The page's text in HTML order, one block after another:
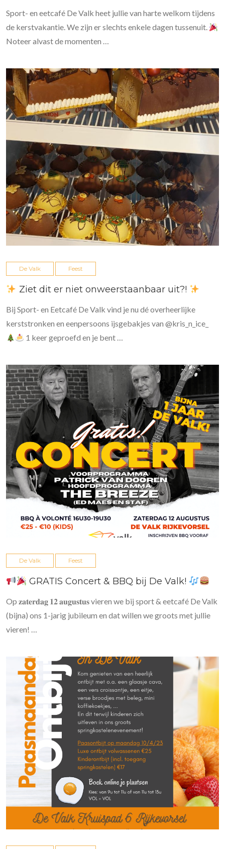
Sport- en eetcafé De Valk heet jullie van harte welkom tijdens
de kerstvakantie. We zijn er slechts enkele dagen tussenuit.
Noteer alvast de momenten …
De Valk Feest
Ziet dit er niet onweerstaanbaar uit?!
Bij Sport- en Eetcafé De Valk vind je nu dé overheerlijke
kerststronken en eenpersoons ijsgebakjes van @kris_n_ice_
1 keer geproefd en je bent …
De Valk Feest
GRATIS Concert & BBQ bij De Valk!
Op 𝐳𝐚𝐭𝐞𝐫𝐝𝐚𝐠 𝟏𝟐 𝐚𝐮𝐠𝐮𝐬𝐭𝐮𝐬 vieren we bij sport & eetcafé De Valk
(bijna) ons 1-jarig jubileum en dat willen we groots met jullie
vieren! …